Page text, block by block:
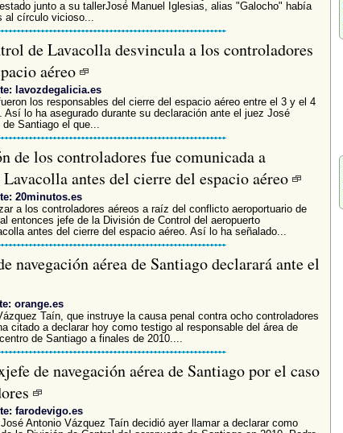
junto a su tallerJosé Manuel Iglesias, alias "Galocho" había
al círculo vicioso...
de Lavacolla desvincula a los controladores
aéreo
lavozdegalicia.es
los responsables del cierre del espacio aéreo entre el 3 y el 4
Así lo ha asegurado durante su declaración ante el juez José
Santiago el que...
de los controladores fue comunicada a
Lavacolla antes del cierre del espacio aéreo
20minutos.es
a los controladores aéreos a raíz del conflicto aeroportuario de
entonces jefe de la División de Control del aeropuerto
antes del cierre del espacio aéreo. Así lo ha señalado...
navegación aérea de Santiago declarará ante el
orange.es
Taín, que instruye la causa penal contra ocho controladores
citado a declarar hoy como testigo al responsable del área de
de Santiago a finales de 2010....
de navegación aérea de Santiago por el caso
farodevigo.es
Antonio Vázquez Taín decidió ayer llamar a declarar como